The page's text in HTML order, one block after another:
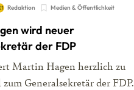
Redaktion Medien & Öffentlichkeit
wird neuer
der FDP
Martin Hagen herzlich zu
Generalsekretär der FDP.